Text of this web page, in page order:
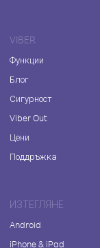
VIBER
Функции
Блог
Сигурност
Viber Out
Цени
Поддръжка
ИЗТЕГЛЯНЕ
Android
iPhone & iPad